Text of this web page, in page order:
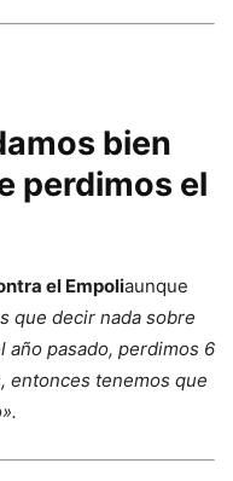
bien
perdimos el
el Empoliaunque
que decir nada sobre
año pasado, perdimos 6
entonces tenemos que